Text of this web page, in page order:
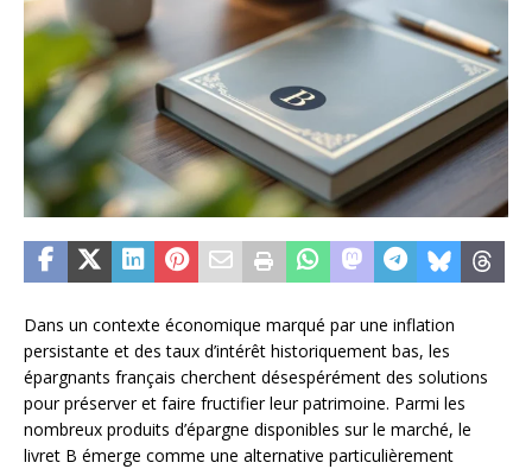
Dans un contexte économique marqué par une inflation
persistante et des taux d’intérêt historiquement bas, les
épargnants français cherchent désespérément des solutions
pour préserver et faire fructifier leur patrimoine. Parmi les
nombreux produits d’épargne disponibles sur le marché, le
livret B émerge comme une alternative particulièrement